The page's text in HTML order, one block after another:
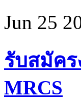
Jun 25
รับสมัคร
MRCS